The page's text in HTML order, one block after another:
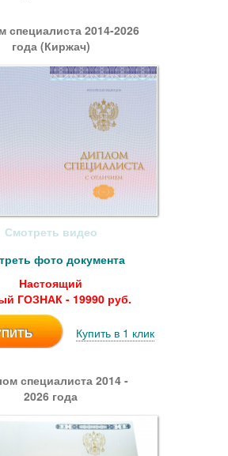
специалиста 2014-2026
года (Киржач)
Смотреть видео
фото документа
Настоящий
ГОЗНАК - 19990 руб.
Купить в 1 клик
специалиста 2014 -
2026 года